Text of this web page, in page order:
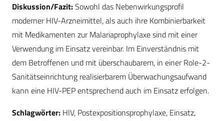
Diskussion/Fazit:Sowohl das Nebenwirkungsprofil
moderner HIV-Arzneimittel, als auch ihre Kombinierbarkeit
mit Medikamenten zur Malariaprophylaxe sind mit einer
Verwendung im Einsatz vereinbar. Im Einverständnis mit
dem Betroffenen und mit überschaubarem, in einer Role-2-
Sanitätseinrichtung realisierbarem Überwachungsaufwand
kann eine HIV-PEP entsprechend auch im Einsatz erfolgen.
Schlagwörter: HIV, Postexpositionsprophylaxe, Einsatz,